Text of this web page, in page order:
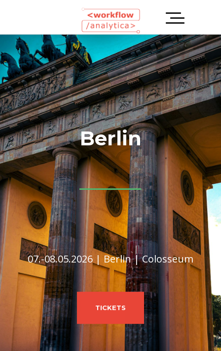
Kompetente
Referenten
07.-08.05.2026 | Berlin | Colosseum